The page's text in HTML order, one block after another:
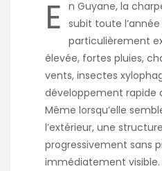
E n Guyane, la
subit toute
particulièrement
élevée, fortes pluies,
vents, insectes
développement rapide
Même lorsqu’elle
l’extérieur, une
progressivement sans
immédiatement